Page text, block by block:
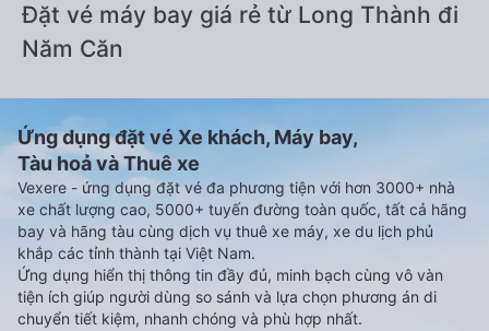
Đặt vé máy bay giá rẻ từ Long Thành đi
Năm Căn
Ứng dụng đặt vé Xe khách, Máy bay,
Tàu hoả và Thuê xe
Vexere - ứng dụng đặt vé đa phương tiện với hơn 3000+ nhà
xe chất lượng cao, 5000+ tuyến đường toàn quốc, tất cả hãng
bay và hãng tàu cùng dịch vụ thuê xe máy, xe du lịch phủ
khắp các tỉnh thành tại Việt Nam.
Ứng dụng hiển thị thông tin đầy đủ, minh bạch cùng vô vàn
tiện ích giúp người dùng so sánh và lựa chọn phương án di
chuyển tiết kiệm, nhanh chóng và phù hợp nhất.